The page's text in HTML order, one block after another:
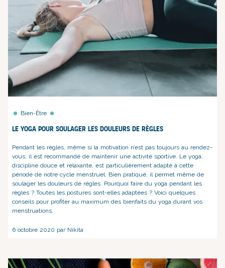
Bien-Être
Le yoga pour soulager les douleurs de règles
Pendant les règles, même si la motivation n’est pas toujours au rendez-
vous, il est recommandé de maintenir une activité sportive. Le yoga,
discipline douce et relaxante, est particulièrement adapté à cette
période de notre cycle menstruel. Bien pratiqué, il permet même de
soulager les douleurs de règles. Pourquoi faire du yoga pendant les
règles ? Toutes les postures sont-elles adaptées ? Voici quelques
conseils pour profiter au maximum des bienfaits du yoga durant vos
menstruations.
6 octobre 2020 par Nikita